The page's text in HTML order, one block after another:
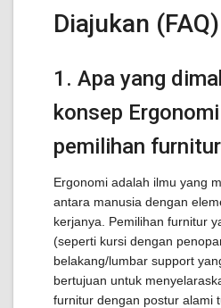
Diajukan (FAQ)
1. Apa yang
konsep
pemilihan
Ergonomi adalah ilmu yang
antara manusia dengan
kerjanya. Pemilihan furnitur
(seperti kursi dengan
belakang/lumbar support
bertujuan untuk
furnitur dengan postur alami